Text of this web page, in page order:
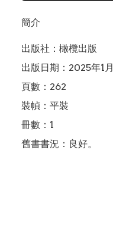
簡介
出版社：橄欖出版
出版日期：2025年1月
頁數：262
裝幀：平裝
冊數：1
舊書書況：良好。